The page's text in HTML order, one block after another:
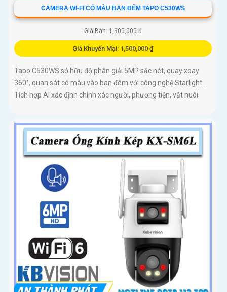
CAMERA WI-FI CÓ MÀU BAN ĐÊM TAPO C530WS
Giá Bán: 1,900,000 ₫
Giá Khuyến Mại: 1,500,000 ₫
Tapo C530WS sở hữu độ phân giải 5MP sắc nét, quay xoay
360°, quan sát có màu vào ban đêm với công nghệ Starlight.
Tích hợp AI xác định chính xác người, phương tiện, vật nuôi